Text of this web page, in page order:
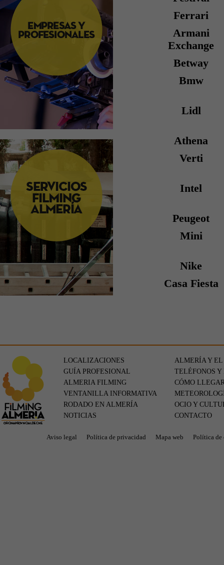
Ferrari
Armani
Exchange
Betway
Bmw
Lidl
Athena
Verti
Intel
Peugeot
Mini
Nike
Casa Fiesta
LOCALIZACIONES
GUÍA PROFESIONAL
ALMERIA FILMING
VENTANILLA INFORMATIVA
RODADO EN ALMERÍA
NOTICIAS
ALMERÍA Y EL
TELÉFONOS Y
CÓMO
OCIO Y
CONTACTO
Aviso legal Política de privacidad Mapa web Política de